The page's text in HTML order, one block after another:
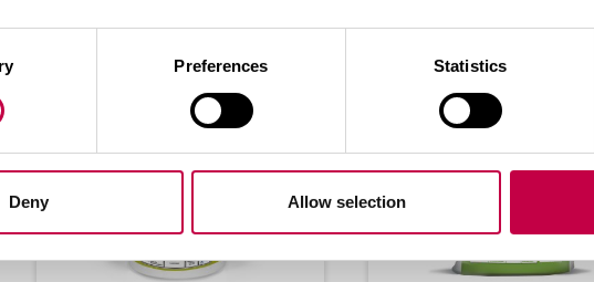
Preferences Statistics
Deny Allow selection